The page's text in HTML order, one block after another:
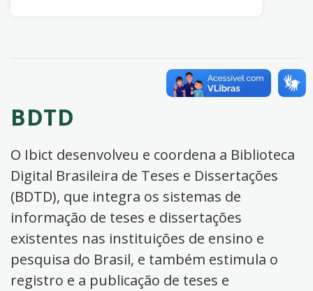
BDTD
O Ibict desenvolveu e coordena a Biblioteca
Digital Brasileira de Teses e Dissertações
(BDTD), que integra os sistemas de
informação de teses e dissertações
existentes nas instituições de ensino e
pesquisa do Brasil, e também estimula o
registro e a publicação de teses e